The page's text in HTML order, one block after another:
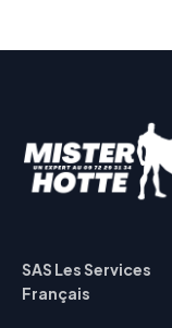
SAS Les Services
Français